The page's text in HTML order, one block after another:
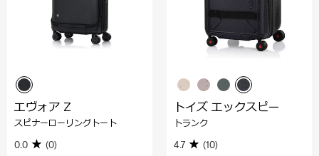
エヴォア Z
スピナーローリングトート
0.0 (0)
トイズ エックスピー
トランク
4.7 (10)